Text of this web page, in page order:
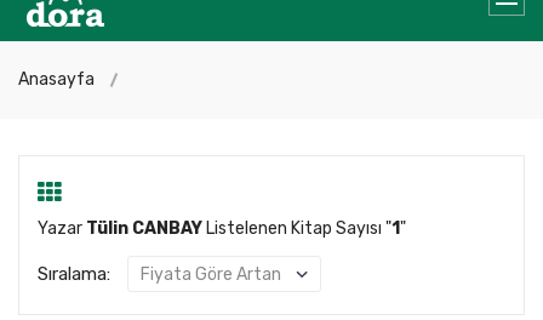
Anasayfa
Yazar Tülin CANBAY Listelenen Kitap Sayısı "1"
Sıralama: